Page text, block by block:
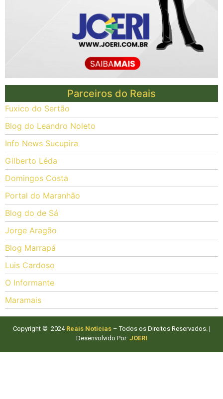
Parceiros do Reais
Fuxico do Sertão
Blog do Leandro Noleto
Info News Sucupira
Gilberto Léda
Domingos Costa
Portal do Maranhão
Blog do de Sá
Jorge Aragão
Blog Marrapá
Luis Cardoso
O Informante
Maramais
Copyright © 2024 Reais Notícias– Todos os Direitos Reservados. |
Desenvolvido Por: JOERI